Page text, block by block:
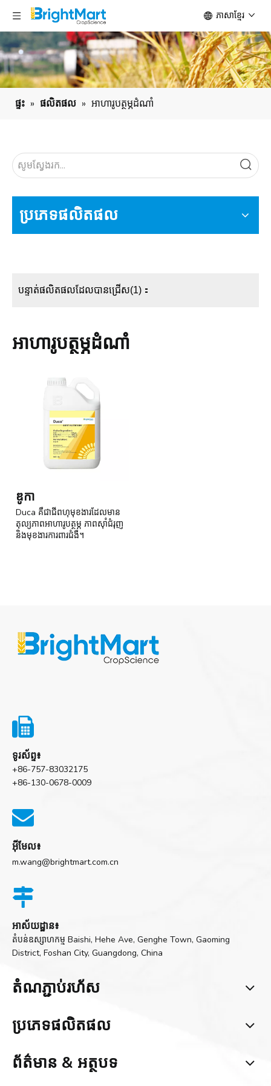
ភាសាខ្មែរ
ផ្ទះ » ផលិតផល » អាហារូបត្ថម្ភដំណាំ
ប្រភេទ​ផលិតផល
បន្ទាត់ផលិតផលដែលបានជ្រើស(1)：
អាហារូបត្ថម្ភដំណាំ
ឌូកា
Duca គឺជាជីពហុមុខងារដែលមាន
តុល្យភាពអាហារូបត្ថម្ភ ភាពស៊ាំជំរុញ
និងមុខងារការពារជំងឺ។

ទូរស័ព្ទ៖
+86-757-83032175
+86-130-0678-0009

អ៊ីមែល៖
m.wang@brightmart.com.cn

អាស័យដ្ឋាន៖
តំបន់ឧស្សាហកម្ម Baishi, Hehe Ave, Genghe Town, Gaoming
District, Foshan City, Guangdong, China
តំណ​ភ្ជាប់​រហ័ស
ប្រភេទ​ផលិតផល
ព័ត៌មាន & អត្ថបទ